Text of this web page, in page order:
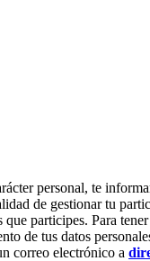
personal, te
de gestionar tu
que participes.
de tus datos
correo electrónico a